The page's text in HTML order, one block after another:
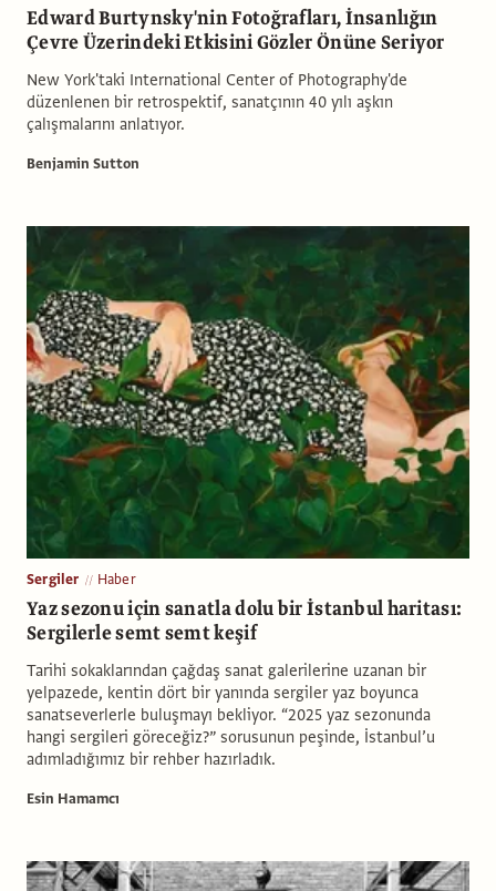
Edward Burtynsky'nin Fotoğrafları, İnsanlığın
Çevre Üzerindeki Etkisini Gözler Önüne Seriyor
New York'taki International Center of Photography'de
düzenlenen bir retrospektif, sanatçının 40 yılı aşkın
çalışmalarını anlatıyor.
Benjamin Sutton
Sergiler Haber
Yaz sezonu için sanatla dolu bir İstanbul haritası:
Sergilerle semt semt keşif
Tarihi sokaklarından çağdaş sanat galerilerine uzanan bir
yelpazede, kentin dört bir yanında sergiler yaz boyunca
sanatseverlerle buluşmayı bekliyor. “2025 yaz sezonunda
hangi sergileri göreceğiz?” sorusunun peşinde, İstanbul’u
adımladığımız bir rehber hazırladık.
Esin Hamamcı